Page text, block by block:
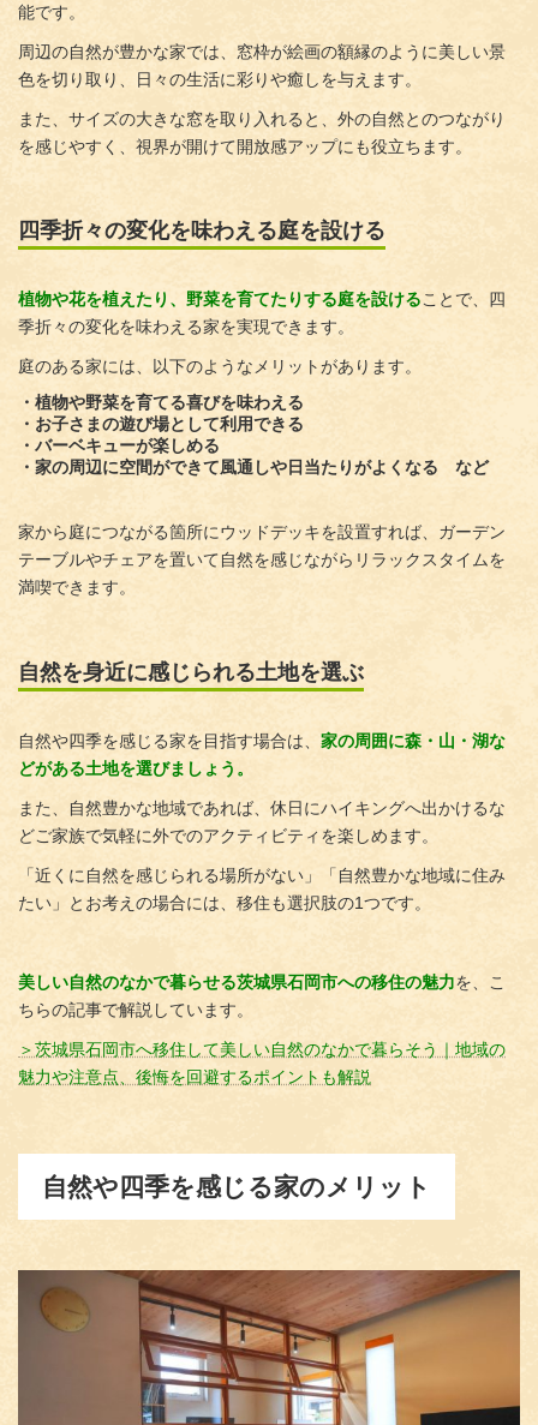
能です。
周辺の自然が豊かな家では、窓枠が絵画の額縁のように美しい景
色を切り取り、日々の生活に彩りや癒しを与えます。
また、サイズの大きな窓を取り入れると、外の自然とのつながり
を感じやすく、視界が開けて開放感アップにも役立ちます。
四季折々の変化を味わえる庭を設ける
植物や花を植えたり、野菜を育てたりする庭を設けることで、四
季折々の変化を味わえる家を実現できます。
庭のある家には、以下のようなメリットがあります。
・植物や野菜を育てる喜びを味わえる
・お子さまの遊び場として利用できる
・バーベキューが楽しめる
・家の周辺に空間ができて風通しや日当たりがよくなる など
家から庭につながる箇所にウッドデッキを設置すれば、ガーデン
テーブルやチェアを置いて自然を感じながらリラックスタイムを
満喫できます。
自然を身近に感じられる土地を選ぶ
自然や四季を感じる家を目指す場合は、 家の周囲に森・山・湖な
どがある土地を選びましょう。
また、自然豊かな地域であれば、休日にハイキングへ出かけるな
どご家族で気軽に外でのアクティビティを楽しめます。
「近くに自然を感じられる場所がない」「自然豊かな地域に住み
たい」とお考えの場合には、移住も選択肢の1つです。
美しい自然のなかで暮らせる茨城県石岡市への移住の魅力を、こ
ちらの記事で解説しています。
＞茨城県石岡市へ移住して美しい自然のなかで暮らそう｜地域の
魅力や注意点、後悔を回避するポイントも解説
自然や四季を感じる家のメリット